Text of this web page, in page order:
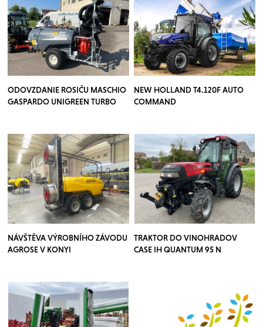
ODOVZDANIE ROSIČU MASCHIO
GASPARDO UNIGREEN TURBO
NEW HOLLAND T4.120F AUTO
COMMAND
NÁVŠTĚVA VÝROBNÍHO ZÁVODU
AGROSE V KONYI
TRAKTOR DO VINOHRADOV
CASE IH QUANTUM 95 N